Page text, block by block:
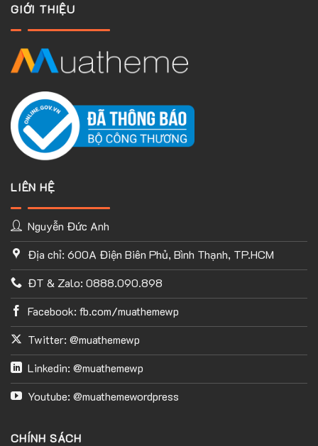
GIỚI THIỆU
LIÊN HỆ
Nguyễn Đức Anh
Địa chỉ: 600A Điện Biên Phủ, Bình Thạnh, TP.HCM
ĐT & Zalo: 0888.090.898
Facebook: fb.com/muathemewp
Twitter: @muathemewp
Linkedin: @muathemewp
Youtube: @muathemewordpress
CHÍNH SÁCH